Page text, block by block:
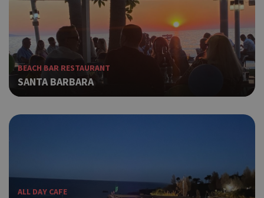
BEACH BAR RESTAURANT
SANTA BARBARA
ALL DAY CAFE